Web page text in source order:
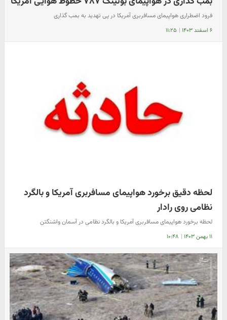
فرود اضطراری هواپیمای مسافربری آمریکا در پی تهدید به بمب گذاری
۶ اسفند ۱۴۰۳ | ۱۱:۲۵
لحظه دقیق برخورد هواپیمای مسافربری آمریکا و بالگرد
نظامی روی رادار
لحظه برخورد هواپیمای مسافربری آمریکا و بالگرد نظامی در آسمان واشنگتن
۱۱ بهمن ۱۴۰۳ | ۱۰:۴۸